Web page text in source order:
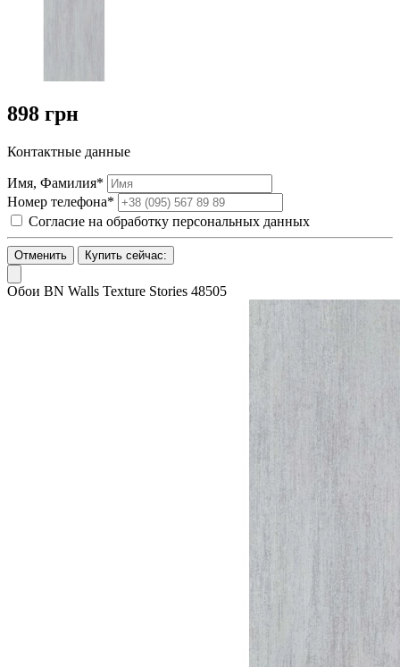
898 грн
Контактные данные
Имя, Фамилия*
Номер телефона*
Согласие на обработку персональных данных
Отменить Купить сейчас:
Обои BN Walls Texture Stories 48505